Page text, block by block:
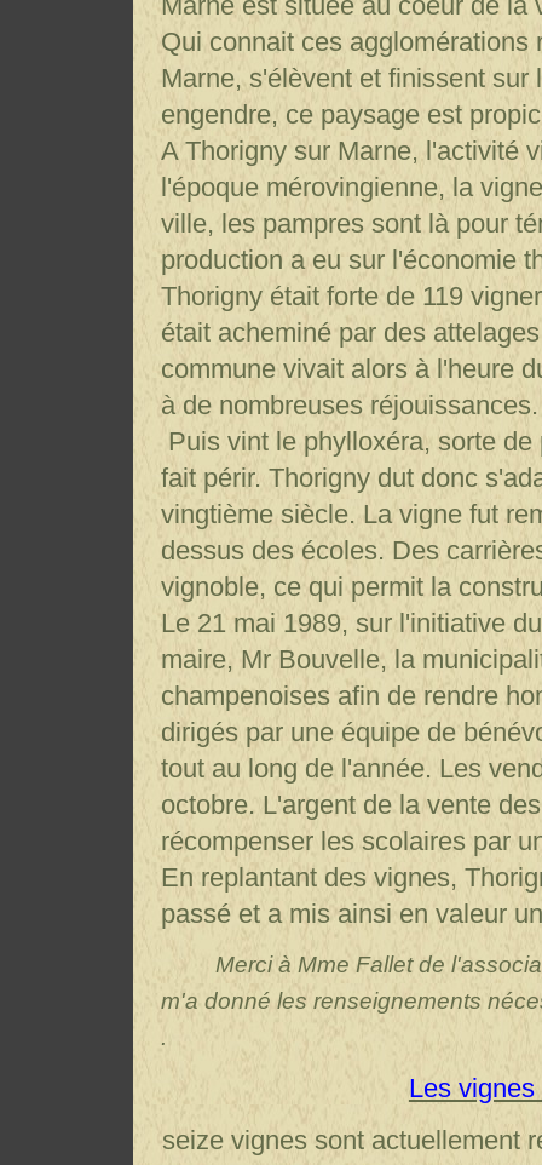
Qui connait ces
Marne, s'élèvent et finissent
engendre, ce paysage est
A Thorigny sur Marne, l'activité
l'époque mérovingienne, la
ville, les pampres sont là pour
production a eu sur l'économie
Thorigny était forte de 119
était acheminé par des
commune vivait alors à l'heure
à de nombreuses réjouissances.
Puis vint le phylloxéra, sorte
fait périr. Thorigny dut donc
vingtième siècle. La vigne fut
dessus des écoles. Des
vignoble, ce qui permit la
Le 21 mai 1989, sur l'initiative
maire, Mr Bouvelle, la
champenoises afin de rendre
dirigés par une équipe de
tout au long de l'année. Les
octobre. L'argent de la vente
récompenser les scolaires par
En replantant des vignes,
passé et a mis ainsi en valeur
Merci à Mme Fallet de
m'a donné les renseignements
.
Les
seize vignes sont actuellement